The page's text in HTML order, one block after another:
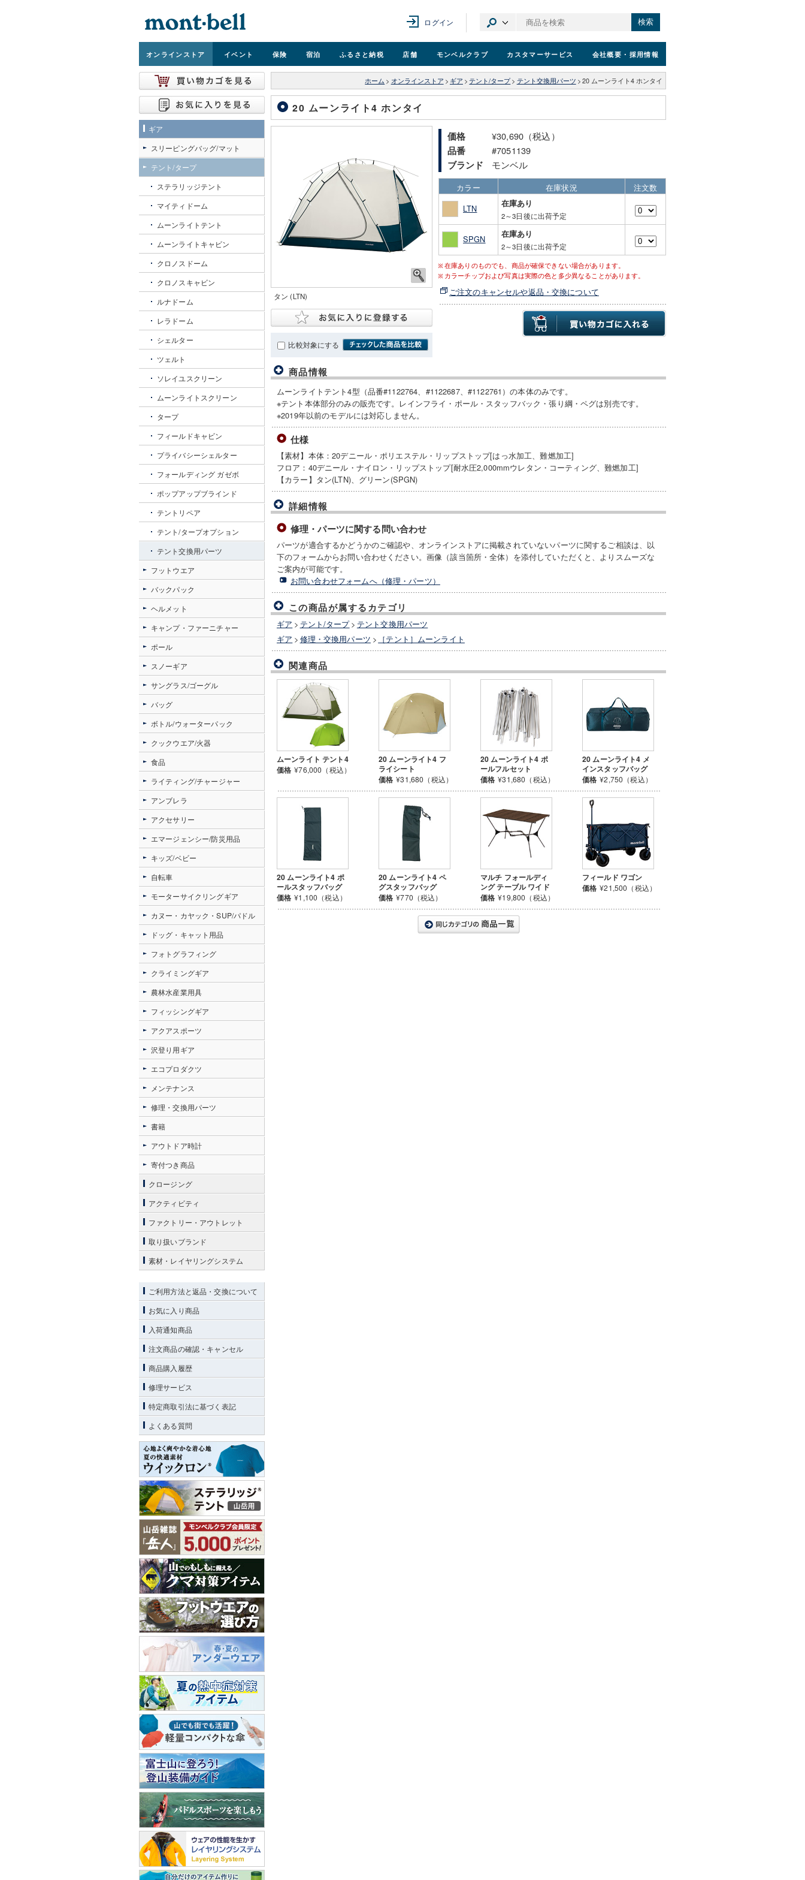
ログイン 検索
オンラインストア イベント 保険 宿泊 ふるさと納税 店舗 モンベルクラブ カスタマーサービス 会社概要 ・採用情報
ホーム > オンラインストア > ギア > テント/タープ> テント交換用パーツ > 20 ムーンライト4 ホンタイ
20 ムーンライト4 ホンタイ
タン (LTN)
比較対象にする
価格 ¥30,690（税込）
品番 #7051139
ブランド モンベル
カラー 在庫状況
注文数
LTN
在庫あり
2～3日後に出荷予定
SPGN 在庫あり
2～3日後に出荷予定
在庫ありのものでも、商品が確保できない場合があります。
カラーチップおよび写真は実際の色と多少異なることがあります。
ご注文のキャンセルや返品・交換について
商品情報
ムーンライトテント4型（品番#1122764、#1122687、#1122761）の本体のみです。
※テント本体部分のみの販売です。レインフライ・ポール・スタッフバック・張り綱・ペグは別売です。
※2019年以前のモデルには対応しません。
仕様
【素材】本体：20デニール・ポリエステル・リップストップ[はっ水加工、難燃加工]
フロア：40デニール・ナイロン・リップストップ[耐水圧2,000mmウレタン・コーティング、難燃加工]
【カラー】タン(LTN)、グリーン(SPGN)
詳細情報
修理・パーツに関する問い合わせ
パーツが適合するかどうかのご確認や、オンラインストアに掲載されていないパーツに関するご相談は、以
下のフォームからお問い合わせください。画像（該当箇所・全体）を添付していただくと、よりスムーズな
ご案内が可能です。
お問い合わせフォームへ（修理・パーツ）
この商品が属するカテゴリ
ギア > テント/タープ> テント交換用パーツ
ギア > 修理・交換用パーツ > ［テント］ムーンライト
関連商品
ムーンライト テント4
価格 ¥76,000（税込）
20 ムーンライト4 フ
ライシート
価格 ¥31,680（税込）
20 ムーンライト4 ポ
ールフルセット
価格 ¥31,680（税込）
20 ムーンライト4 メ
インスタッフバッグ
価格 ¥2,750（税込）
20 ムーンライト4 ポ
ールスタッフバッグ
価格 ¥1,100（税込）
20 ムーンライト4 ペ
グスタッフバッグ
価格 ¥770（税込）
マルチ フォールディ
ング テーブル ワイド
価格 ¥19,800（税込）
フィールド ワゴン
価格 ¥21,500（税込）
ギア
スリーピングバッグ/マット
テント/タープ
ステラリッジテント
マイティドーム
ムーンライトテント
ムーンライトキャビン
クロノスドーム
クロノスキャビン
ルナドーム
レラドーム
シェルター
ツェルト
ソレイユスクリーン
ムーンライトスクリーン
タープ
フィールドキャビン
プライバシーシェルター
フォールディング ガゼボ
ポップアップブラインド
テントリペア
テント/タープオプション
テント交換用パーツ
フットウエア
バックパック
ヘルメット
キャンプ・ファーニチャー
ポール
スノーギア
サングラス/ゴーグル
バッグ
ボトル/ウォーターパック
クックウエア/火器
食品
ライティング/チャージャー
アンブレラ
アクセサリー
エマージェンシー/防災用品
キッズ/ベビー
自転車
モーターサイクリングギア
カヌー・カヤック・SUP/パドル
ドッグ・キャット用品
フォトグラフィング
クライミングギア
農林水産業用具
フィッシングギア
アクアスポーツ
沢登り用ギア
エコプロダクツ
メンテナンス
修理・交換用パーツ
書籍
アウトドア時計
寄付つき商品
クロージング
アクティビティ
ファクトリー・アウトレット
取り扱いブランド
素材・レイヤリングシステム
ご利用方法と返品・交換について
お気に入り商品
入荷通知商品
注文商品の確認・キャンセル
商品購入履歴
修理サービス
特定商取引法に基づく表記
よくある質問